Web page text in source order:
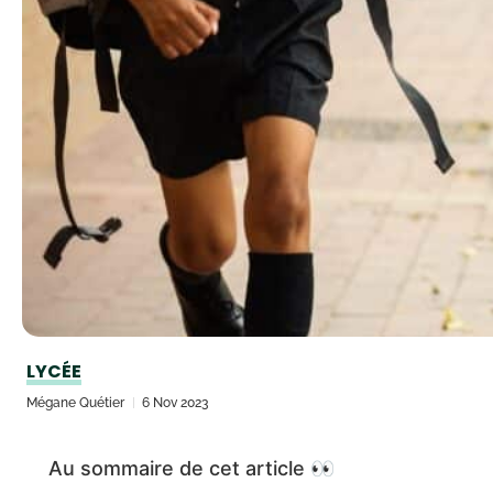
LYCÉE
Mégane Quétier 6 Nov 2023
Au sommaire de cet article 👀